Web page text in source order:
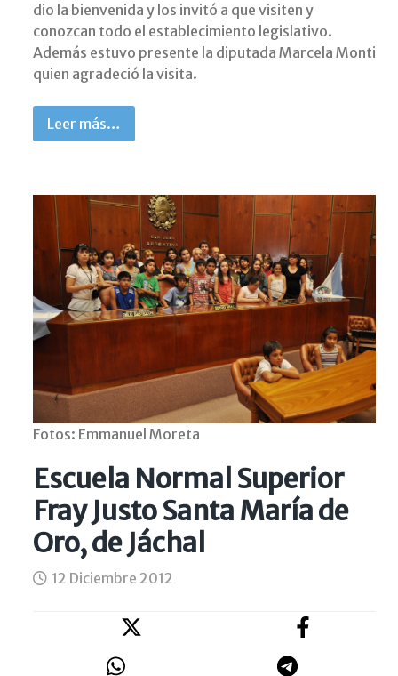
dio la bienvenida y los invitó a que visiten y
conozcan todo el establecimiento legislativo.
Además estuvo presente la diputada Marcela Monti
quien agradeció la visita.
Leer más…
Fotos: Emmanuel Moreta
Escuela Normal Superior
Fray Justo Santa María de
Oro, de Jáchal
12 Diciembre 2012